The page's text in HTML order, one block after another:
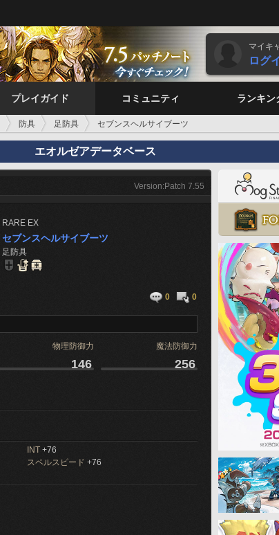
マイキ
ログ
プレイガイド コミュニティ ランキン
防具 足防具 セブンスヘルサイブーツ
エオルゼアデータベース
Version:Patch 7.55
RARE EX
セブンスヘルサイブーツ
足防具
0 0
物理防御力 魔法防御力
146 256
INT +76
スペルスピード +76